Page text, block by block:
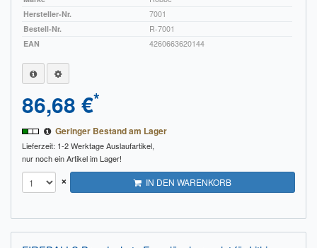
Hersteller-Nr.
7001
Bestell-Nr.
R-7001
EAN
4260663620144
86,68 €*
Geringer Bestand am Lager
Lieferzeit: 1-2 WerktageAuslaufartikel,
nur noch ein Artikel im Lager!
× IN DEN WARENKORB